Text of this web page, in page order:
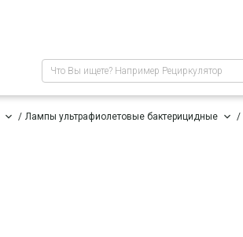
Что Вы ищете? Например Рециркулятор
Лампы ультрафиолетовые бактерицидные